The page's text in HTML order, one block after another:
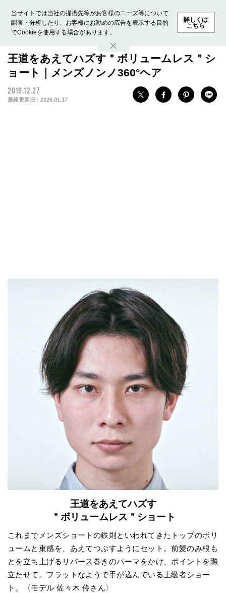
当サイトでは当社の提携先等がお客様のニーズ等について
調査・分析したり、お客様にお勧めの広告を表示する目的
でCookieを使用する場合があります。
詳しくは
こちら
ホーム モデル募集 ランキング ファッション ビューテ
王道をあえてハズす＂ボリュームレス＂シ
ョート｜メンズノンノ360°ヘア
2019.12.27
最終更新日 : 2026.01.17
王道をあえてハズす
＂ボリュームレス＂ショート
これまでメンズショートの鉄則といわれてきたトップのボリ
ュームと束感を、あえてつぶすようにセット。前髪のみ根も
とを立ち上げるリバース巻きのパーマをかけ、ポイントを際
立たせて。フラットなようで手が込んでいる上級者ショー
ト。〈モデル 佐々木 伶さん〉